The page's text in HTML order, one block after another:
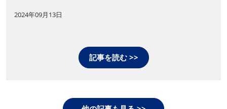
2024年09月13日
記事を読む >>